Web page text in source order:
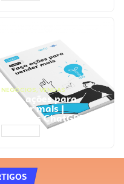
NEGÓCIOS, VENDAS
Faça ações para
vender mais |
Prompts ChatGPT